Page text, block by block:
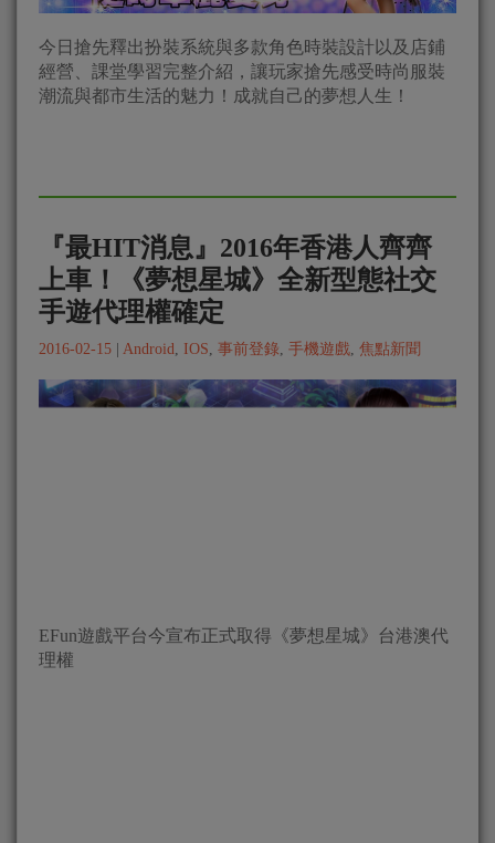
今日搶先釋出扮裝系統與多款角色時裝設計以及店鋪
經營、課堂學習完整介紹，讓玩家搶先感受時尚服裝
潮流與都市生活的魅力！成就自己的夢想人生！
『最HIT消息』2016年香港人齊齊
上車！《夢想星城》全新型態社交
手遊代理權確定
2016-02-15 | Android IOS 事前登錄 手機遊戲 焦點新聞
EFun遊戲平台今宣布正式取得《夢想星城》台港澳代
理權